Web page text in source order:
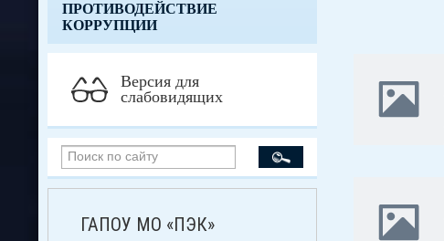
ПРОТИВОДЕЙСТВИЕ
КОРРУПЦИИ
Версия для
слабовидящих
ГАПОУ МО «ПЭК»